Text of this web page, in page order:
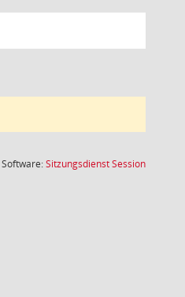
Software:SitzungsdienstSession(Wird in